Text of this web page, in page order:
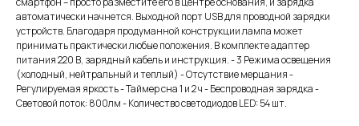
автоматически начнется. Выходной порт USB для проводной зарядки
устройств. Благодаря продуманной конструкции лампа может
принимать практически любые положения. В комплекте адаптер
питания 220 В, зарядный кабель и инструкция. - 3 Режима освещения
(холодный, нейтральный и теплый) - Отсутствие мерцания -
Регулируемая яркость - Таймер сна 1 и 2 ч - Беспроводная зарядка -
Световой поток: 800лм - Количество светодиодов LED: 54 шт.